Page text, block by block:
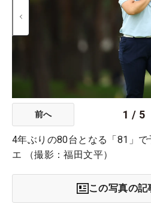
前へ 1 / 5
4年ぶりの80台となる「81」
エ （撮影：福田文平）
この写真の記